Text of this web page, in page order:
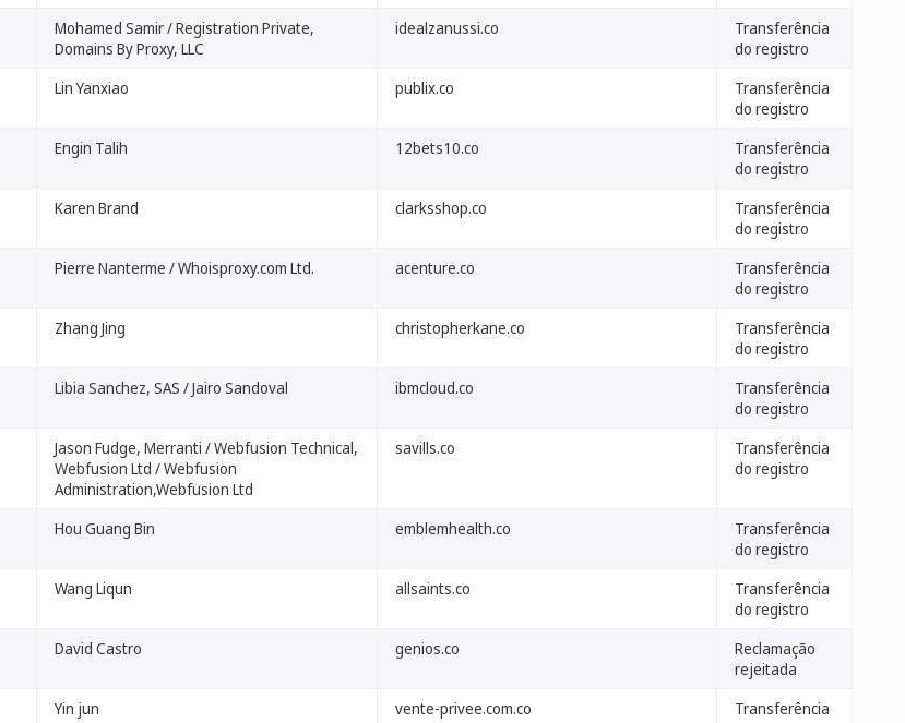
Mohamed Samir / Registration Private,
Domains By Proxy, LLC
idealzanussi.co
Transferência
do registro
Lin Yanxiao publix.co
Transferência
do registro
Engin Talih 12bets10.co
Transferência
do registro
Karen Brand clarksshop.co
Transferência
do registro
Pierre Nanterme / Whoisproxy.com Ltd. acenture.co
Transferência
do registro
Zhang Jing christopherkane.co
Transferência
do registro
Libia Sanchez, SAS / Jairo Sandoval ibmcloud.co
Transferência
do registro
Jason Fudge, Merranti / Webfusion Technical,
Webfusion Ltd / Webfusion
Administration,Webfusion Ltd
savills.co
Transferência
do registro
Hou Guang Bin emblemhealth.co
Transferência
do registro
Wang Liqun allsaints.co
Transferência
do registro
David Castro genios.co
Reclamação
rejeitada
Yin jun vente-privee.com.co
Transferência